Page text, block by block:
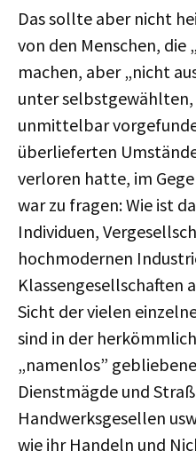
Das sollte aber nicht
von den Menschen, die
machen, aber „nicht
unter
unmittelbar
überlieferten
verloren hatte, im
war zu fragen: Wie ist
Individuen,
hochmodernen
Klassengesellschaften
Sicht der vielen
sind in der
„namenlos”
Dienstmägde und
Handwerksgesellen
wie ihr Handeln und